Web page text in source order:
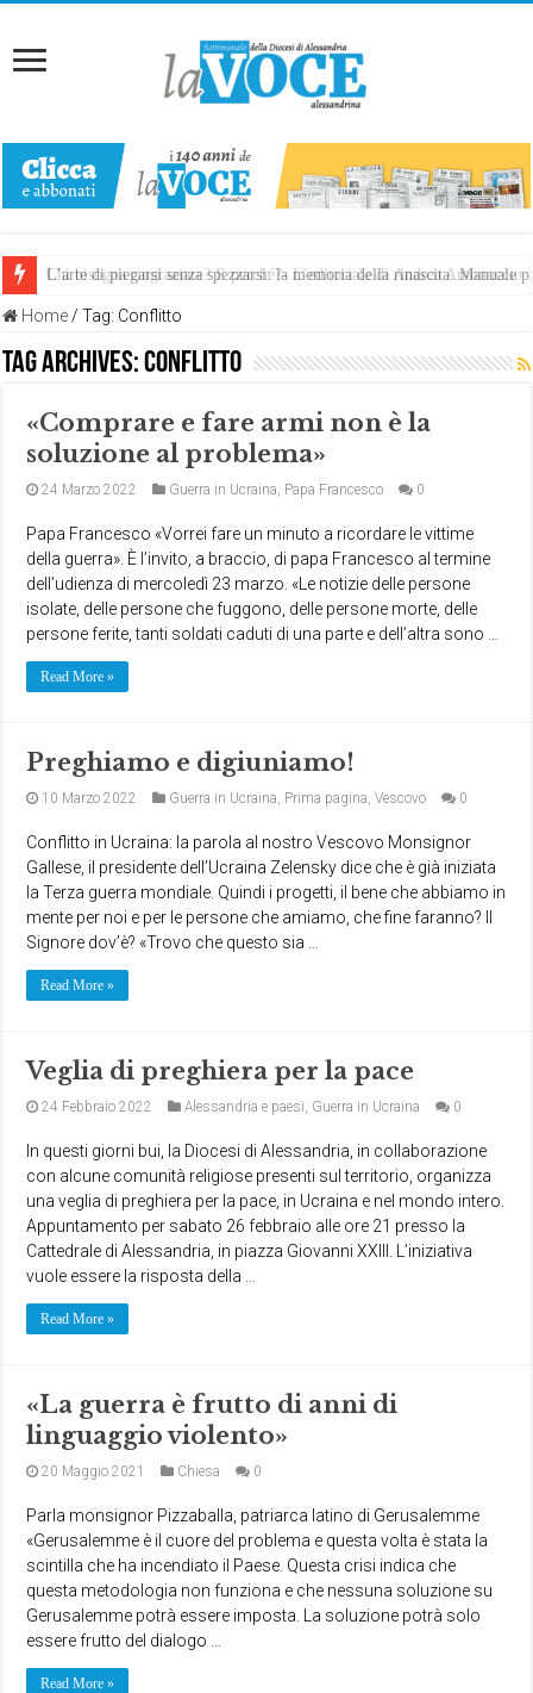
Chi bisogna ringraziare? E perché?- L’editoriale di Andrea Antonuccio
L’arte di piegarsi senza spezzarsi: la memoria della rinascita.
Home / Tag: Conflitto
Tag Archives:Conflitto
«Comprare e fare armi non è la
soluzione al problema»
24 Marzo 2022 Guerra in Ucraina, Papa Francesco 0
Papa Francesco «Vorrei fare un minuto a ricordare le vittime
della guerra». È l’invito, a braccio, di papa Francesco al termine
dell’udienza di mercoledì 23 marzo. «Le notizie delle persone
isolate, delle persone che fuggono, delle persone morte, delle
persone ferite, tanti soldati caduti di una parte e dell’altra sono …
Read More »
Preghiamo e digiuniamo!
10 Marzo 2022 Guerra in Ucraina, Prima pagina,Vescovo 0
Conflitto in Ucraina: la parola al nostro Vescovo Monsignor
Gallese, il presidente dell’Ucraina Zelensky dice che è già iniziata
la Terza guerra mondiale. Quindi i progetti, il bene che abbiamo in
mente per noi e per le persone che amiamo, che fine faranno? Il
Signore dov’è? «Trovo che questo sia …
Read More »
Veglia di preghiera per la pace
24 Febbraio 2022 Alessandria e paesi, Guerra in Ucraina 0
In questi giorni bui, la Diocesi di Alessandria, in collaborazione
con alcune comunità religiose presenti sul territorio, organizza
una veglia di preghiera per la pace, in Ucraina e nel mondo intero.
Appuntamento per sabato 26 febbraio alle ore 21 presso la
Cattedrale di Alessandria, in piazza Giovanni XXIII. L’iniziativa
vuole essere la risposta della …
Read More »
«La guerra è frutto di anni di
linguaggio violento»
20 Maggio 2021 Chiesa 0
Parla monsignor Pizzaballa, patriarca latino di Gerusalemme
«Gerusalemme è il cuore del problema e questa volta è stata la
scintilla che ha incendiato il Paese. Questa crisi indica che
questa metodologia non funziona e che nessuna soluzione su
Gerusalemme potrà essere imposta. La soluzione potrà solo
essere frutto del dialogo …
Read More »